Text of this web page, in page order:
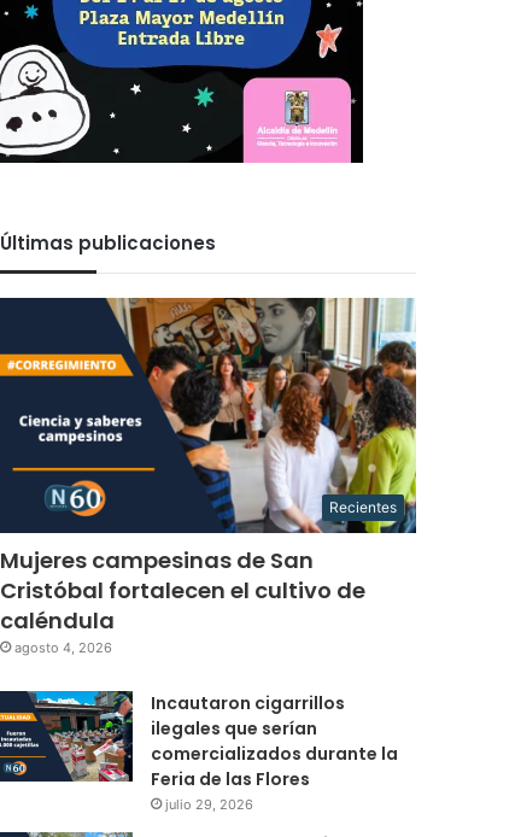
Últimas publicaciones
Recientes
Mujeres campesinas de San
Cristóbal fortalecen el cultivo de
caléndula
agosto 4, 2026
Incautaron cigarrillos
ilegales que serían
comercializados durante la
Feria de las Flores
julio 29, 2026